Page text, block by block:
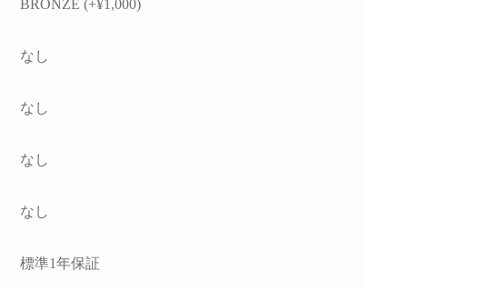
BRONZE (+¥1,000)
なし
なし
なし
なし
標準1年保証